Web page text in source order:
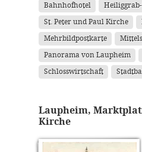
Bahnhofhotel
St. Peter und Paul Kirche
Mehrbildpostkarte
Panorama von Laupheim
Schlosswirtschaft
Laupheim,
Kirche